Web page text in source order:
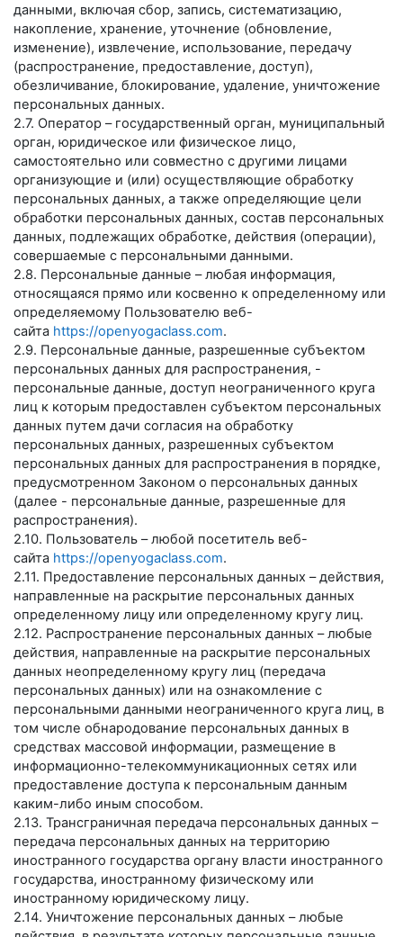
данными, включая сбор, запись, систематизацию,
накопление, хранение, уточнение (обновление,
изменение), извлечение, использование, передачу
(распространение, предоставление, доступ),
обезличивание, блокирование, удаление, уничтожение
персональных данных.
2.7. Оператор – государственный орган, муниципальный
орган, юридическое или физическое лицо,
самостоятельно или совместно с другими лицами
организующие и (или) осуществляющие обработку
персональных данных, а также определяющие цели
обработки персональных данных, состав персональных
данных, подлежащих обработке, действия (операции),
совершаемые с персональными данными.
2.8. Персональные данные – любая информация,
относящаяся прямо или косвенно к определенному или
определяемому Пользователю веб-
сайта https://openyogaclass.com.
2.9. Персональные данные, разрешенные субъектом
персональных данных для распространения, -
персональные данные, доступ неограниченного круга
лиц к которым предоставлен субъектом персональных
данных путем дачи согласия на обработку
персональных данных, разрешенных субъектом
персональных данных для распространения в порядке,
предусмотренном Законом о персональных данных
(далее - персональные данные, разрешенные для
распространения).
2.10. Пользователь – любой посетитель веб-
сайта https://openyogaclass.com.
2.11. Предоставление персональных данных – действия,
направленные на раскрытие персональных данных
определенному лицу или определенному кругу лиц.
2.12. Распространение персональных данных – любые
действия, направленные на раскрытие персональных
данных неопределенному кругу лиц (передача
персональных данных) или на ознакомление с
персональными данными неограниченного круга лиц, в
том числе обнародование персональных данных в
средствах массовой информации, размещение в
информационно-телекоммуникационных сетях или
предоставление доступа к персональным данным
каким-либо иным способом.
2.13. Трансграничная передача персональных данных –
передача персональных данных на территорию
иностранного государства органу власти иностранного
государства, иностранному физическому или
иностранному юридическому лицу.
2.14. Уничтожение персональных данных – любые